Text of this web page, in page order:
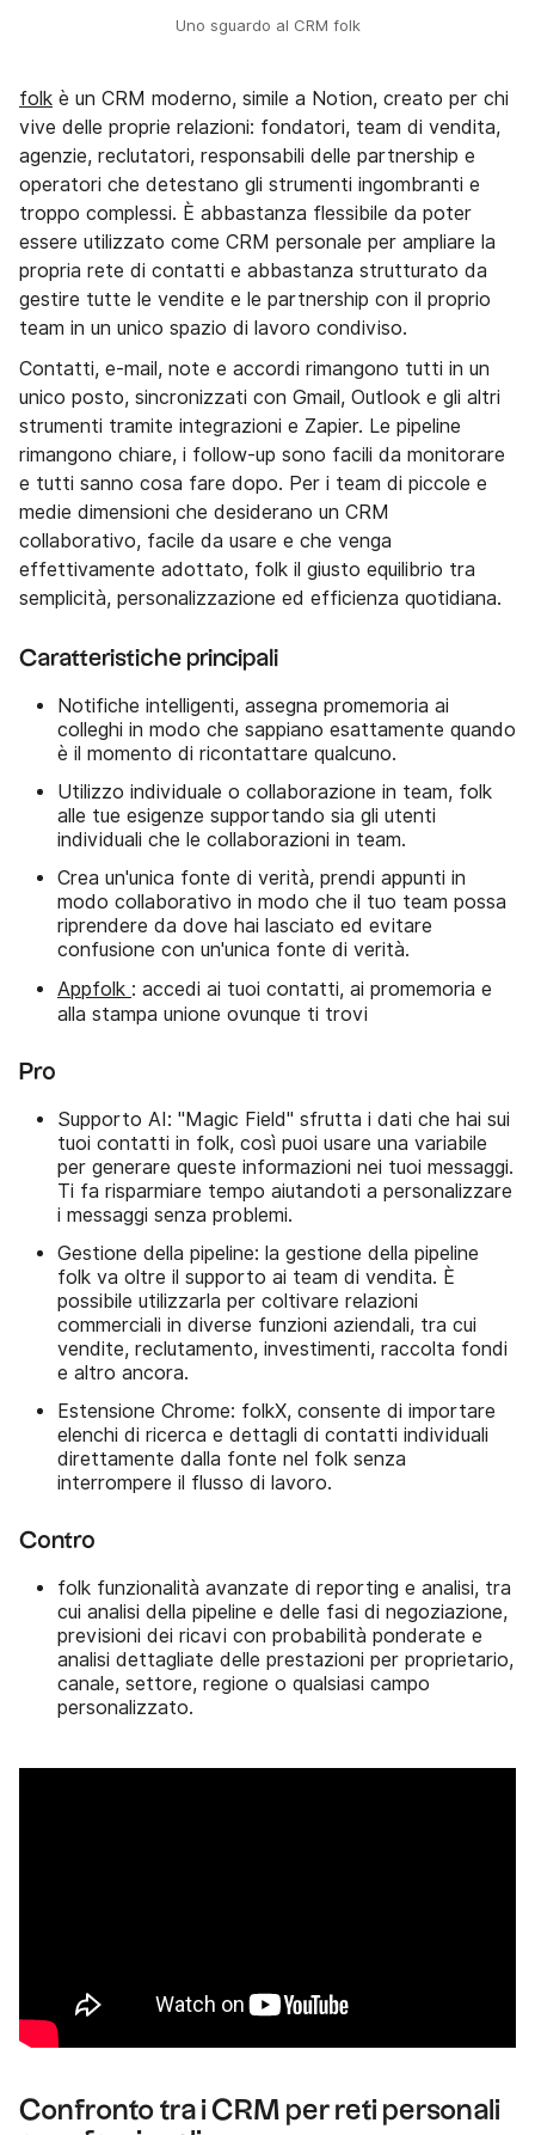
Uno sguardo al CRM folk
folk è un CRM moderno, simile a Notion, creato per chi
vive delle proprie relazioni: fondatori, team di vendita,
agenzie, reclutatori, responsabili delle partnership e
operatori che detestano gli strumenti ingombranti e
troppo complessi. È abbastanza flessibile da poter
essere utilizzato come CRM personale per ampliare la
propria rete di contatti e abbastanza strutturato da
gestire tutte le vendite e le partnership con il proprio
team in un unico spazio di lavoro condiviso.
Contatti, e-mail, note e accordi rimangono tutti in un
unico posto, sincronizzati con Gmail, Outlook e gli altri
strumenti tramite integrazioni e Zapier. Le pipeline
rimangono chiare, i follow-up sono facili da monitorare
e tutti sanno cosa fare dopo. Per i team di piccole e
medie dimensioni che desiderano un CRM
collaborativo, facile da usare e che venga
effettivamente adottato, folk il giusto equilibrio tra
semplicità, personalizzazione ed efficienza quotidiana.
Caratteristiche principali
Notifiche intelligenti, assegna promemoria ai
colleghi in modo che sappiano esattamente quando
è il momento di ricontattare qualcuno.
Utilizzo individuale o collaborazione in team, folk
alle tue esigenze supportando sia gli utenti
individuali che le collaborazioni in team.
Crea un'unica fonte di verità, prendi appunti in
modo collaborativo in modo che il tuo team possa
riprendere da dove hai lasciato ed evitare
confusione con un'unica fonte di verità.
Appfolk : accedi ai tuoi contatti, ai promemoria e
alla stampa unione ovunque ti trovi
Pro
Supporto AI: "Magic Field" sfrutta i dati che hai sui
tuoi contatti in folk, così puoi usare una variabile
per generare queste informazioni nei tuoi messaggi.
Ti fa risparmiare tempo aiutandoti a personalizzare
i messaggi senza problemi.
Gestione della pipeline: la gestione della pipeline
folk va oltre il supporto ai team di vendita. È
possibile utilizzarla per coltivare relazioni
commerciali in diverse funzioni aziendali, tra cui
vendite, reclutamento, investimenti, raccolta fondi
e altro ancora.
Estensione Chrome: folkX, consente di importare
elenchi di ricerca e dettagli di contatti individuali
direttamente dalla fonte nel folk senza
interrompere il flusso di lavoro.
Contro
folk funzionalità avanzate di reporting e analisi, tra
cui analisi della pipeline e delle fasi di negoziazione,
previsioni dei ricavi con probabilità ponderate e
analisi dettagliate delle prestazioni per proprietario,
canale, settore, regione o qualsiasi campo
personalizzato.
Confronto tra i CRM per reti personali